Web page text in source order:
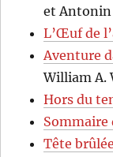
et
L’Œuf de
Aventure
William A.
Hors du
Tête brûlée